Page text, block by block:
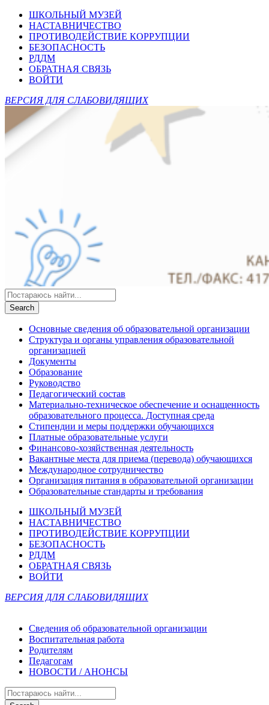
ШКОЛЬНЫЙ МУЗЕЙ
НАСТАВНИЧЕСТВО
ПРОТИВОДЕЙСТВИЕ КОРРУПЦИИ
БЕЗОПАСНОСТЬ
РДДМ
ОБРАТНАЯ СВЯЗЬ
ВОЙТИ
ВЕРСИЯ ДЛЯ СЛАБОВИДЯЩИХ
Основные сведения об образовательной организации
Структура и органы управления образовательной
организацией
Документы
Образование
Руководство
Педагогический состав
Материально-техническое обеспечение и оснащенность
образовательного процесса. Доступная среда
Стипендии и меры поддержки обучающихся
Платные образовательные услуги
Финансово-хозяйственная деятельность
Вакантные места для приема (перевода) обучающихся
Международное сотрудничество
Организация питания в образовательной организации
Образовательные стандарты и требования
ШКОЛЬНЫЙ МУЗЕЙ
НАСТАВНИЧЕСТВО
ПРОТИВОДЕЙСТВИЕ КОРРУПЦИИ
БЕЗОПАСНОСТЬ
РДДМ
ОБРАТНАЯ СВЯЗЬ
ВОЙТИ
ВЕРСИЯ ДЛЯ СЛАБОВИДЯЩИХ
Сведения об образовательной организации
Воспитательная работа
Родителям
Педагогам
НОВОСТИ / АНОНСЫ